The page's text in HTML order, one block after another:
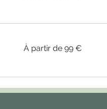
À
partir
À partir de 99 €